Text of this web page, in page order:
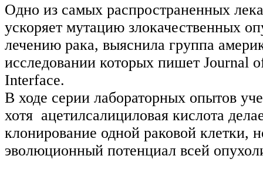
Одно из самых распространенных
ускоряет мутацию злокачественных
лечению рака, выяснила группа
исследовании которых пишет Journal
Interface.
В ходе серии лабораторных опытов
хотя ацетилсалициловая кислота
клонирование одной раковой клетки,
эволюционный потенциал всей